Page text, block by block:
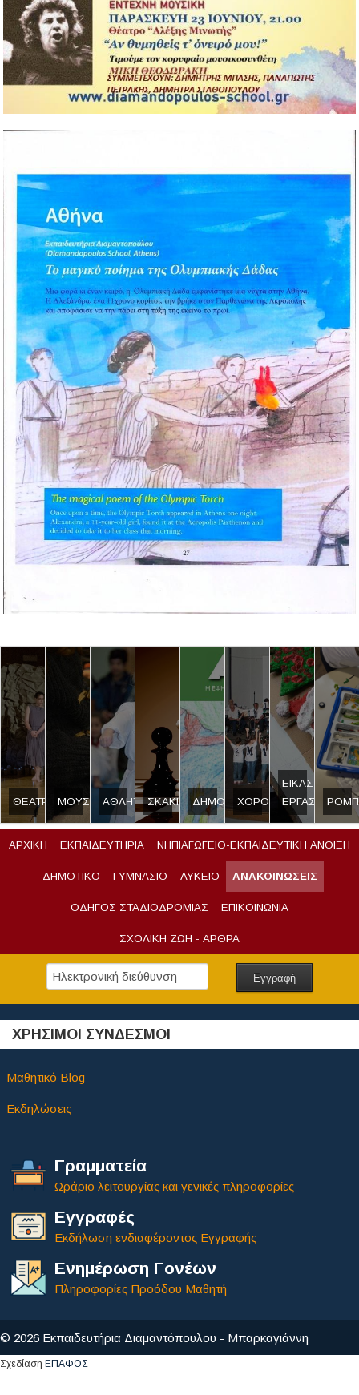
Αγαπητοί γονείς, Πλησιάζουν οι γιορτές των Χριστουγέννων και
της Πρωτοχρονιάς και τα Εκπαιδευτήριά μας, όπως πάντα,
στέλνουν το μήνυμα της αγάπης...
Περισσότερα...
ΘΕΑΤΡΟ ΜΟΥΣΙΚΗΑΘΛΗΤΙΣΜΟΣ
ΣΚΑΚΙ ΔΗΜΟΣΙΟΓΡΑΦΙΑ
ΧΟΡΟΣ
ΕΙΚΑΣΤΙΚΟ
ΕΡΓΑΣΤΗΡΙ
ΑΡΧΙΚΗ ΕΚΠΑΙΔΕΥΤΗΡΙΑ ΝΗΠΙΑΓΩΓΕΙΟ-ΕΚΠΑΙΔΕΥΤΙΚΗ ΑΝΟΙΞΗ
ΔΗΜΟΤΙΚΟ ΓΥΜΝΑΣΙΟ ΛΥΚΕΙΟ ΑΝΑΚΟΙΝΩΣΕΙΣ
ΟΔΗΓΟΣ ΣΤΑΔΙΟΔΡΟΜΙΑΣ ΕΠΙΚΟΙΝΩΝΙΑ
ΣΧΟΛΙΚΗ ΖΩΗ - ΑΡΘΡΑ
ΧΡΗΣΙΜΟΙ ΣΥΝΔΕΣΜΟΙ
Μαθητικό Blog
Εκδηλώσεις
Γραμματεία
Ωράριο λειτουργίας και γενικές πληροφορίες
Εγγραφές
Εκδήλωση ενδιαφέροντος Εγγραφής
Ενημέρωση Γονέων
Πληροφορίες Προόδου Μαθητή
© 2026 Εκπαιδευτήρια Διαμαντόπουλου - Μπαρκαγιάννη
Σχεδίαση ΕΠΑΦΟΣ